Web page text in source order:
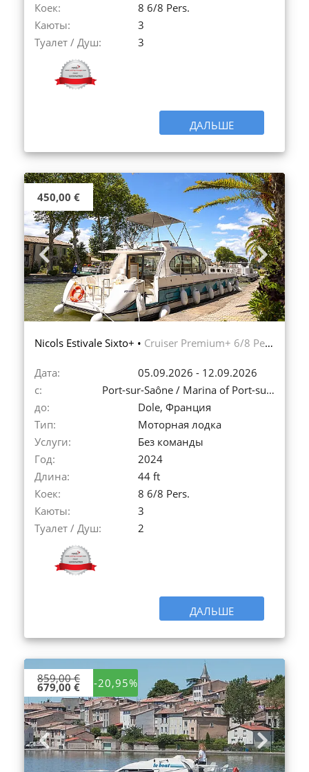
Коек:
8 6/8 Pers.
Каюты:
3
Туалет / Душ:
3
ДАЛЬШЕ
450,00 €
Previous Next
Nicols Estivale Sixto+ • Cruiser Premium+ 6/8 Pers.
Дата:
05.09.2026 - 12.09.2026
с:
Port-sur-Saône / Marina of Port-sur-Saône, Франция
до:
Dole, Франция
Тип:
Моторная лодка
Услуги:
Без команды
Год:
2024
Длина:
44 ft
Коек:
8 6/8 Pers.
Каюты:
3
Туалет / Душ:
2
ДАЛЬШЕ
-20,95%
859,00 €
679,00 €
Previous Next